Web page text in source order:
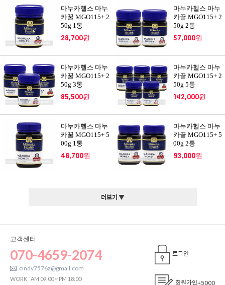
마누카헬스 마누
카꿀 MGO115+ 2
50g 1통
28,700원
마누카헬스 마누
카꿀 MGO115+ 2
50g 2통
57,000원
마누카헬스 마누
카꿀 MGO115+ 2
50g 3통
85,500원
마누카헬스 마누
카꿀 MGO115+ 2
50g 5통
142,000원
마누카헬스 마누
카꿀 MGO115+ 5
00g 1통
46,700원
마누카헬스 마누
카꿀 MGO115+ 5
00g 2통
93,000원
더보기 ▼
고객센터
070-4659-2074
cindy7576z@gmail.com
WORK AM 09:00 ~ PM 18:00
로그인
회원가입+5000